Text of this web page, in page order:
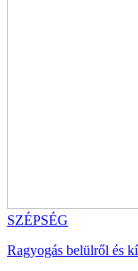
SZÉPSÉG
Ragyogás belülről és